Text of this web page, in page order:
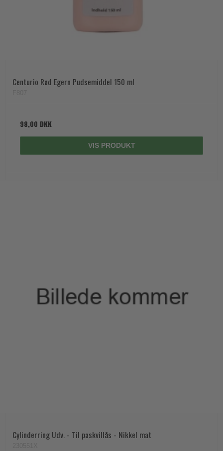
Centurio Rød Egern Pudsemiddel 150 ml
98,00 DKK
VIS PRODUKT
Cylinderring Udv. - Til paskvillås - Nikkel mat